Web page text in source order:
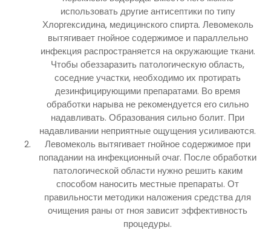
использовать другие антисептики по типу
Хлоргексидина, медицинского спирта. Левомеколь
вытягивает гнойное содержимое и параллельно
инфекция распространяется на окружающие ткани.
Чтобы обеззаразить патологическую область,
соседние участки, необходимо их протирать
дезинфицирующими препаратами. Во время
обработки нарыва не рекомендуется его сильно
надавливать. Образования сильно болит. При
надавливании неприятные ощущения усиливаются.
Левомеколь вытягивает гнойное содержимое при
попадании на инфекционный очаг. После обработки
патологической области нужно решить каким
способом наносить местные препараты. От
правильности методики наложения средства для
очищения раны от гноя зависит эффективность
процедуры.